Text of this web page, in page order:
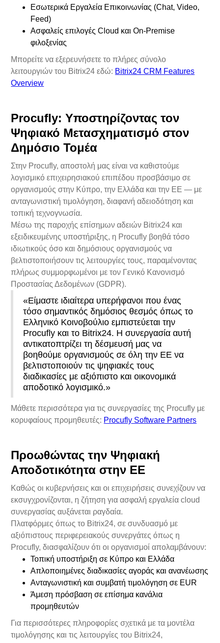
Εσωτερικά Εργαλεία Επικοινωνίας (Chat, Video,
Feed)
Ασφαλείς επιλογές Cloud και On-Premise
φιλοξενίας
Μπορείτε να εξερευνήσετε το πλήρες σύνολο
λειτουργιών του Bitrix24 εδώ: Bitrix24 CRM Features
Overview
Procufly: Υποστηρίζοντας τον
Ψηφιακό Μετασχηματισμό στον
Δημόσιο Τομέα
Στην Procufly, αποστολή μας είναι να καθιστούμε
λογισμικό επιχειρησιακού επιπέδου προσβάσιμο σε
οργανισμούς στην Κύπρο, την Ελλάδα και την ΕΕ — με
ανταγωνιστική τιμολόγηση, διαφανή αδειοδότηση και
τοπική τεχνογνωσία.
Μέσω της παροχής επίσημων αδειών Bitrix24 και
εξειδικευμένης υποστήριξης, η Procufly βοηθά τόσο
ιδιωτικούς όσο και δημόσιους οργανισμούς να
βελτιστοποιήσουν τις λειτουργίες τους, παραμένοντας
πλήρως συμμορφωμένοι με τον Γενικό Κανονισμό
Προστασίας Δεδομένων (GDPR).
«Είμαστε ιδιαίτερα υπερήφανοι που ένας
τόσο σημαντικός δημόσιος θεσμός όπως το
Ελληνικό Κοινοβούλιο εμπιστεύεται την
Procufly και το Bitrix24. Η συνεργασία αυτή
αντικατοπτρίζει τη δέσμευσή μας να
βοηθούμε οργανισμούς σε όλη την ΕΕ να
βελτιστοποιούν τις ψηφιακές τους
διαδικασίες με αξιόπιστο και οικονομικά
αποδοτικό λογισμικό.»
Μάθετε περισσότερα για τις συνεργασίες της Procufly με
κορυφαίους προμηθευτές: Procufly Software Partners
Προωθώντας την Ψηφιακή
Αποδοτικότητα στην ΕΕ
Καθώς οι κυβερνήσεις και οι επιχειρήσεις συνεχίζουν να
εκσυγχρονίζονται, η ζήτηση για ασφαλή εργαλεία cloud
συνεργασίας αυξάνεται ραγδαία.
Πλατφόρμες όπως το Bitrix24, σε συνδυασμό με
αξιόπιστους περιφερειακούς συνεργάτες όπως η
Procufly, διασφαλίζουν ότι οι οργανισμοί απολαμβάνουν:
Τοπική υποστήριξη σε Κύπρο και Ελλάδα
Απλοποιημένες διαδικασίες αγοράς και ανανέωσης
Ανταγωνιστική και συμβατή τιμολόγηση σε EUR
Άμεση πρόσβαση σε επίσημα κανάλια
προμηθευτών
Για περισσότερες πληροφορίες σχετικά με τα μοντέλα
τιμολόγησης και τις λειτουργίες του Bitrix24,